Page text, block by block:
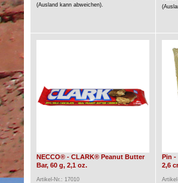
(Ausland kann abweichen).
NECCO® - CLARK® Peanut Butter
Bar, 60 g, 2,1 oz.
Artikel-Nr.: 17010
Pin -
2,6